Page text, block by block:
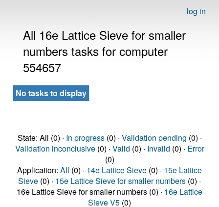
log in
All 16e Lattice Sieve for smaller
numbers tasks for computer
554657
No tasks to display
State: All (0) · In progress(0) · Validation pending (0) ·
Validation inconclusive(0) · Valid (0) · Invalid (0) · Error
(0)
Application: All (0) · 14e Lattice Sieve (0) · 15e Lattice
Sieve (0) · 15e Lattice Sieve for smaller numbers (0) ·
16e Lattice Sieve for smaller numbers (0) · 16e Lattice
Sieve V5 (0)